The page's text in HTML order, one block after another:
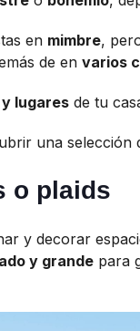
en mimbre,
de envarios
lugares de tu
una selección
o plaids
y decorar
y grande para